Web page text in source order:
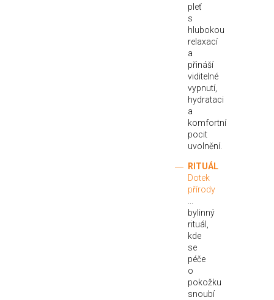
pleť
s
hlubokou
relaxací
a
přináší
viditelné
vypnutí,
hydrataci
a
komfortní
pocit
uvolnění.
RITUÁL
Dotek
přírody
...
bylinný
rituál,
kde
se
péče
o
pokožku
snoubí